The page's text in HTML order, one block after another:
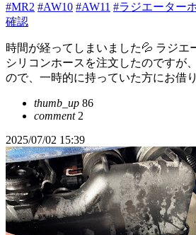
#MR2 #AW10 #AW11 #ラジエーター
確認
時間が経ってしまいました💦 ラジエ
シリコンホースを注文したのですが
ので、一時的に持っていた方にお借
thumb_up 86
comment2
2025/07/02 15:39